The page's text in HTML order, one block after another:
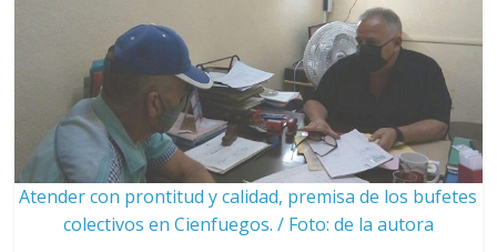
Atender con prontitud y calidad, premisa de los bufetes
colectivos en Cienfuegos. / Foto: de la autora